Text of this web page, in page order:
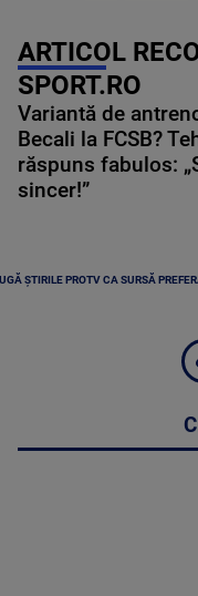
ARTICOL
SPORT.RO
Variantă de
Becali la FCSB?
răspuns fabulos:
sincer!”
ȘTIRILE PROTV CA SURSĂ